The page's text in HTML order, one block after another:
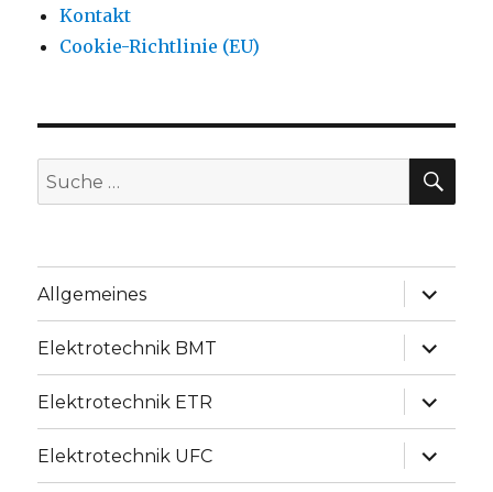
Kontakt
Cookie-Richtlinie (EU)
Suche
nach:
Allgemeines
Elektrotechnik BMT
Elektrotechnik ETR
Elektrotechnik UFC